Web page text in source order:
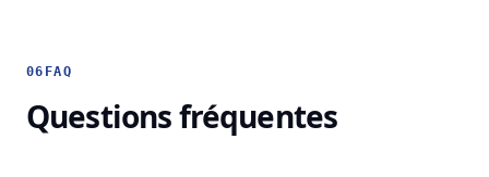
06 FAQ
Questions fréquentes